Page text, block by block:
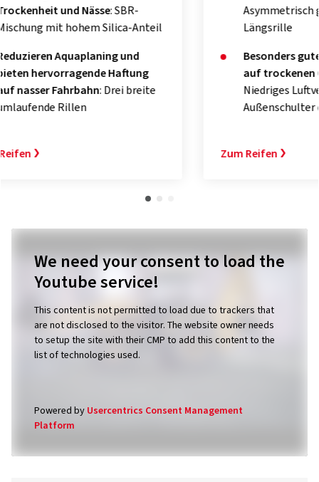
Asymmetrisch geformte äußere
Längsrille
Besonders gute Straßenhaftung
auf trockenen Oberflächen
Niedriges Luftverhältnis der
Außenschulter des Reifens
Zum Reifen
Zum
We need your consent to load the
Youtube service!
This content is not permitted to load due to trackers that
are not disclosed to the visitor. The website owner needs
to setup the site with their CMP to add this content to the
list of technologies used.
Powered by Usercentrics Consent Management
Platform